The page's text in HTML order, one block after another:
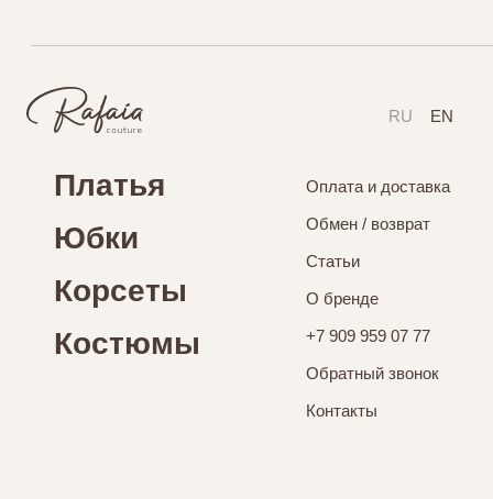
Платья
Юбки
Корсеты
Костюмы
+7 909 959 07 77
Обратный звонок
Контакты
RU EN
Оплата и доставка
Обмен / возврат
Статьи
О бренде